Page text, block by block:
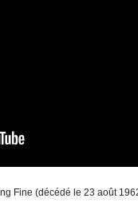
Fine (décédé le 23 août